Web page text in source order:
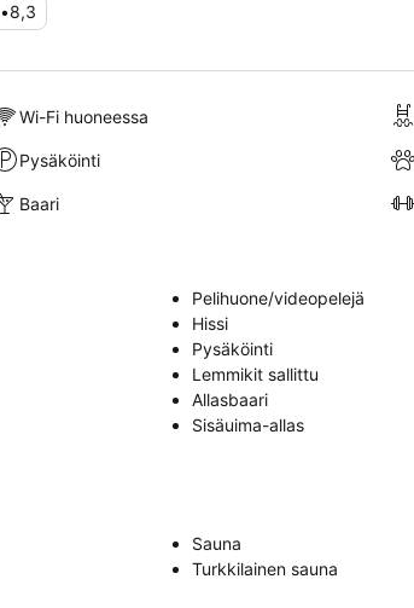
•8,3
Wi-Fi huoneessa
Pysäköinti
Baari
Pelihuone/videopelejä
Hissi
Pysäköinti
Lemmikit sallittu
Allasbaari
Sisäuima-allas
Sauna
Turkkilainen sauna